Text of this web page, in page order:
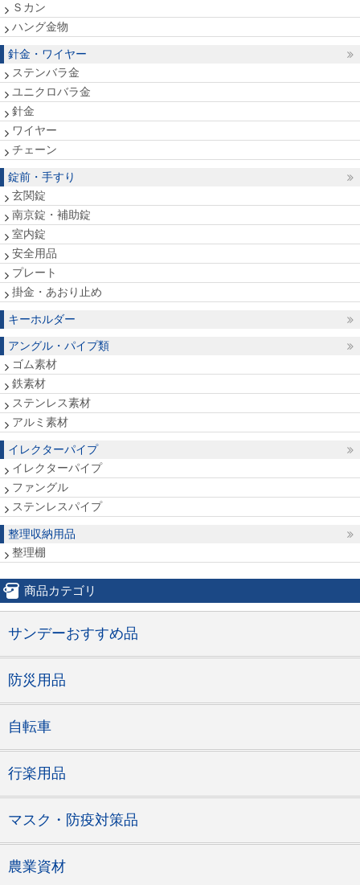
Ｓカン
ハング金物
針金・ワイヤー
ステンバラ金
ユニクロバラ金
針金
ワイヤー
チェーン
錠前・手すり
玄関錠
南京錠・補助錠
室内錠
安全用品
プレート
掛金・あおり止め
キーホルダー
アングル・パイプ類
ゴム素材
鉄素材
ステンレス素材
アルミ素材
イレクターパイプ
イレクターパイプ
ファングル
ステンレスパイプ
整理収納用品
整理棚
商品カテゴリ
サンデーおすすめ品
防災用品
自転車
行楽用品
マスク・防疫対策品
農業資材